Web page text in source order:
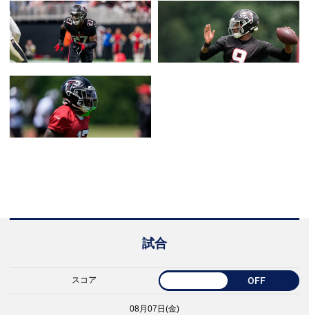
試合
スコア OFF
08月07日(金)